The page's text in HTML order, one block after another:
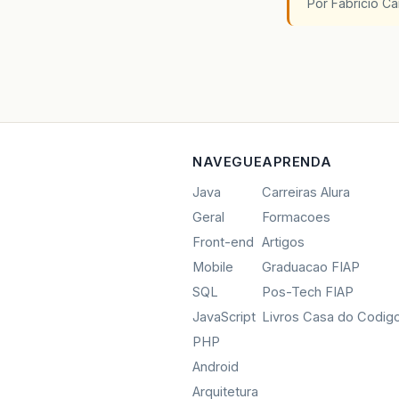
NAVEGUE
Java
Geral
Front-end
Mobile
SQL
JavaScript
PHP
Android
Arquitetura
APRENDA
Carreiras Alura
Formacoes
Artigos
Graduacao FIAP
Pos-Tech FIAP
Livros Casa do